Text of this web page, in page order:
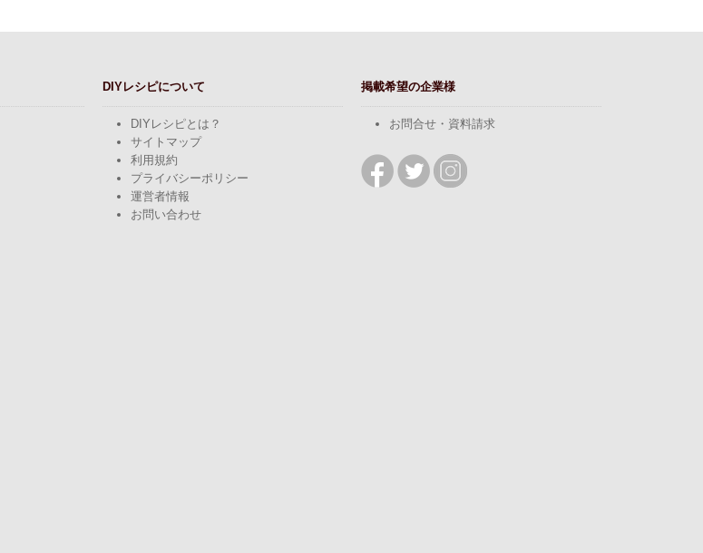
DIYレシピについて
DIYレシピとは？
サイトマップ
利用規約
プライバシーポリシー
運営者情報
お問い合わせ
掲載希望の企業様
お問合せ・資料請求